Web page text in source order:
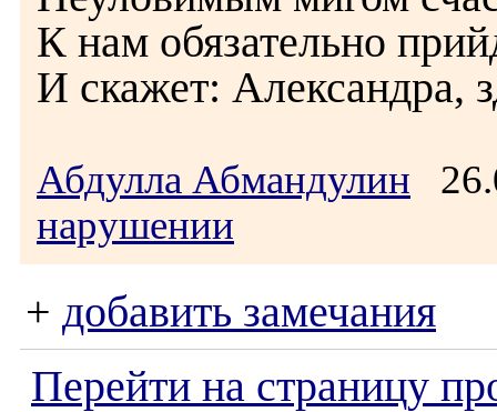
К нам обязательно
И скажет: Александра,
Абдулла Абмандулин
нарушении
+ добавить замечания
Перейти на страницу